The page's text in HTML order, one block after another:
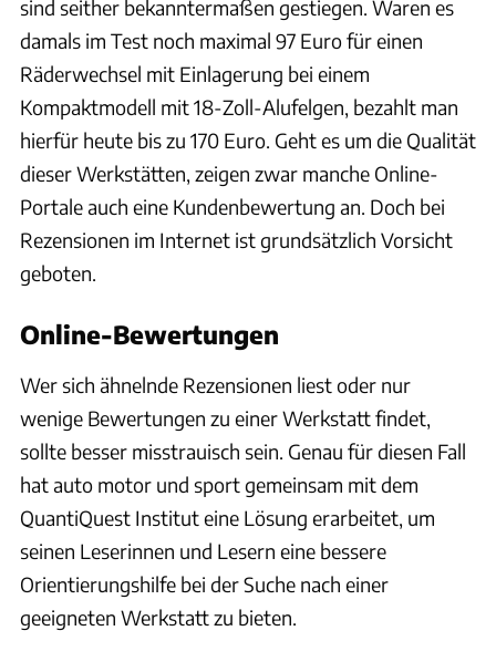
sind seither bekanntermaßen gestiegen. Waren es
damals im Test noch maximal 97 Euro für einen
Räderwechsel mit Einlagerung bei einem
Kompaktmodell mit 18-Zoll-Alufelgen, bezahlt man
hierfür heute bis zu 170 Euro. Geht es um die Qualität
dieser Werkstätten, zeigen zwar manche Online-
Portale auch eine Kundenbewertung an. Doch bei
Rezensionen im Internet ist grundsätzlich Vorsicht
geboten.
Online-Bewertungen
Wer sich ähnelnde Rezensionen liest oder nur
wenige Bewertungen zu einer Werkstatt findet,
sollte besser misstrauisch sein. Genau für diesen Fall
hat auto motor und sport gemeinsam mit dem
QuantiQuest Institut eine Lösung erarbeitet, um
seinen Leserinnen und Lesern eine bessere
Orientierungshilfe bei der Suche nach einer
geeigneten Werkstatt zu bieten.